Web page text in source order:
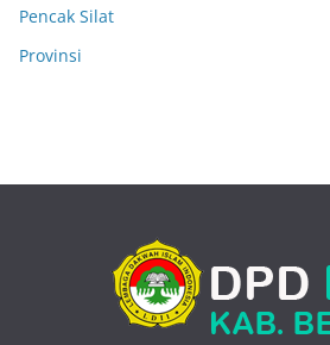
Pencak Silat
Provinsi